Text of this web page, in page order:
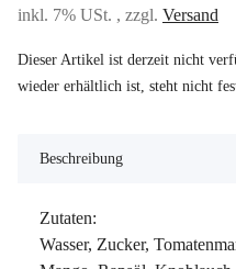
inkl. 7% USt. , zzgl. Versand
Dieser Artikel ist derzeit nicht
wieder erhältlich ist, steht nicht
Beschreibung
Zutaten:
Wasser, Zucker,